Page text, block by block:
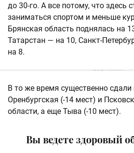
до 30-го. А все потому, что здесь
заниматься спортом и меньше
Брянская область поднялась на
Татарстан — на 10, Санкт-
на 8.
В то же время существенно сдали
Оренбургская (-14 мест) и
области, а еще Тыва (-10 мест).
Вы ведете здоровый